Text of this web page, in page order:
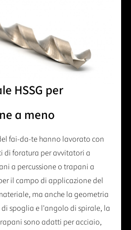
HSSG per
a meno
fai-da-te hanno lavorato con
di foratura per avvitatori a
a percussione o trapani a
il campo di applicazione del
ma anche la geometria
spoglia e l'angolo di spirale, la
sono adatti per acciaio,